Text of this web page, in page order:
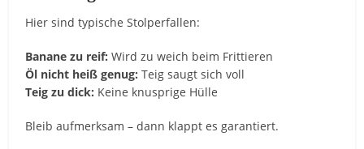
Hier sind typische Stolperfallen:
Banane zu reif: Wird zu weich beim Frittieren
Öl nicht heiß genug: Teig saugt sich voll
Teig zu dick: Keine knusprige Hülle
Bleib aufmerksam – dann klappt es garantiert.